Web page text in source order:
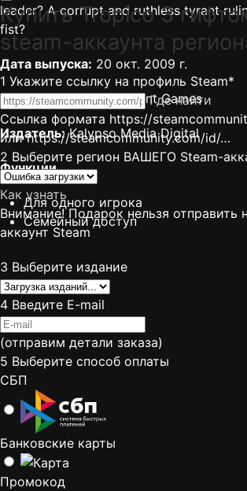
leader? A corrupt and ruthless tyrant
fist?
Дата выпуска: 20 окт. 2009 г.
Разработчик:Haemimont Games
Издатель:Kalypso Media Digital
Функции
Для одного игрока
Семейный доступ
Купить Tropico 3
steam-аккаунта
1 Укажите ссылку на профиль Steam*
Где найти
Ссылка формата https://
или https://steamcommunity.com/id/…
2 Выберите регион ВАШЕГО Steam-
Как узнать
Внимание! Подарок нельзя отправить
аккаунт Steam
3 Выберите издание
4 Введите E-mail
(отправим детали заказа)
5 Выберите способ оплаты
СБП
Банковские карты
Промокод